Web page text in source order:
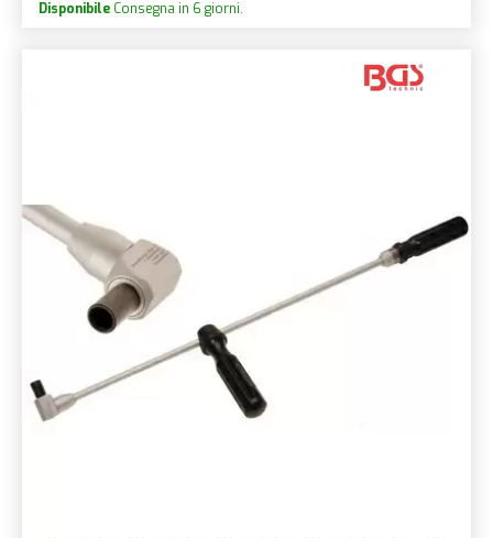
Disponibile Consegna in 6 giorni.